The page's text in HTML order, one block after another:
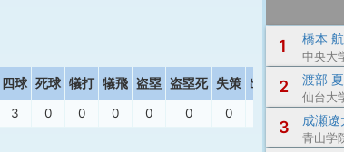
四球 死球 犠打 犠飛 盗塁 盗塁死 失策 出塁率 長打率
3 0 0 0 0 0 0 1.000
1
橋本
中央大
2 渡部
仙台大
3 成瀬遼
青山学